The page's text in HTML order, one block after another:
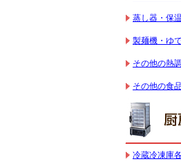
蒸し器・保
製麺機・ゆ
その他の熱
その他の食
冷蔵冷凍庫